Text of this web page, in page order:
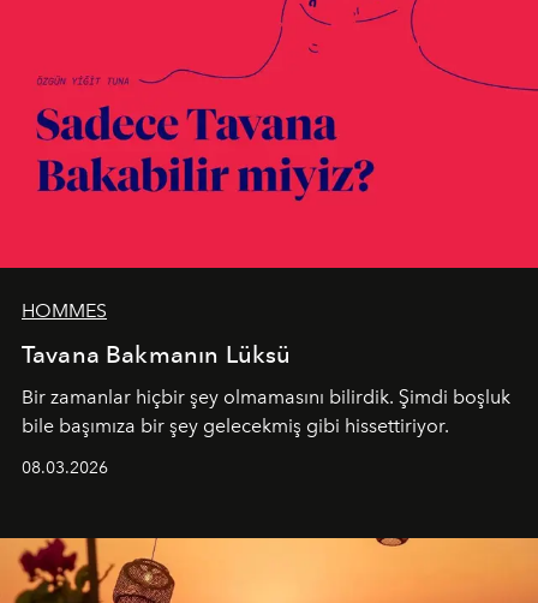
HOMMES
Tavana Bakmanın Lüksü
Bir zamanlar hiçbir şey olmamasını bilirdik. Şimdi boşluk
bile başımıza bir şey gelecekmiş gibi hissettiriyor.
08.03.2026